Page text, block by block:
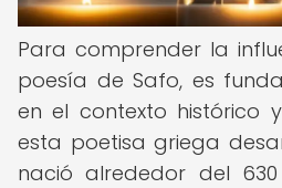
Para comprender la
poesía de Safo, es
en el contexto histórico
esta poetisa griega
nació alrededor del